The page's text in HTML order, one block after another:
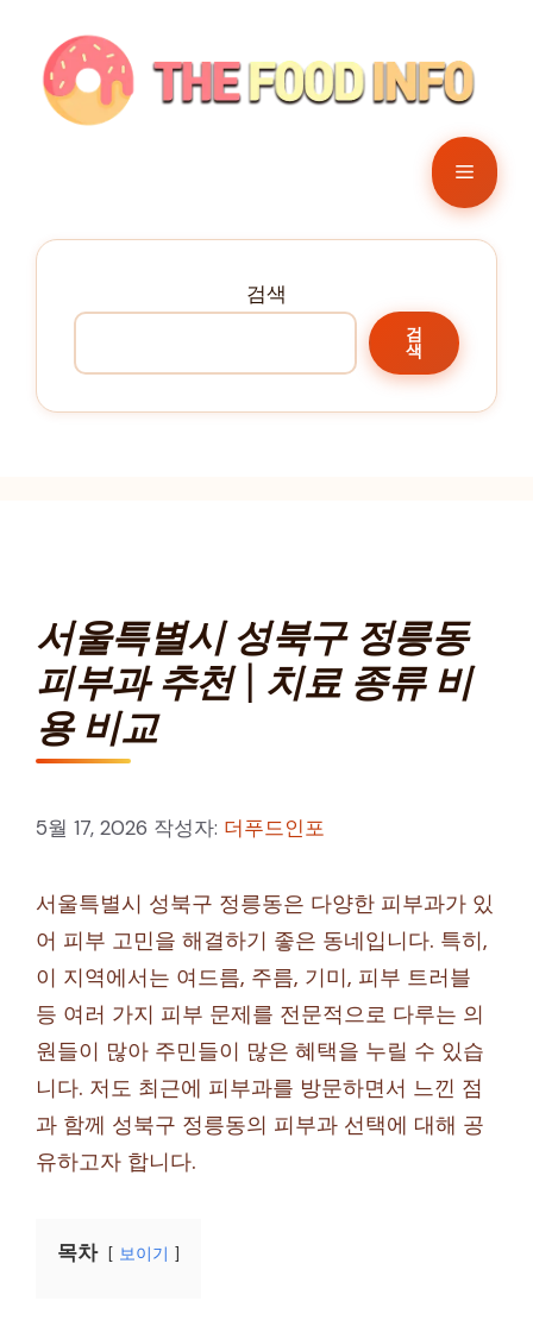
메
뉴
검색
검
색
서울특별시 성북구 정릉동
피부과 추천 | 치료 종류 비
용 비교
5월 17, 2026 작성자: 더푸드인포
서울특별시 성북구 정릉동은 다양한 피부과가 있
어 피부 고민을 해결하기 좋은 동네입니다. 특히,
이 지역에서는 여드름, 주름, 기미, 피부 트러블
등 여러 가지 피부 문제를 전문적으로 다루는 의
원들이 많아 주민들이 많은 혜택을 누릴 수 있습
니다. 저도 최근에 피부과를 방문하면서 느낀 점
과 함께 성북구 정릉동의 피부과 선택에 대해 공
유하고자 합니다.
목차 보이기